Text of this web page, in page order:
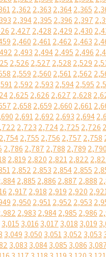
2,362 2,363 2,3642,365
2,3942,395 2,396 2,397
2,427 2,428 2,429 2,430
2,460 2,4612,462 2,463
2,493 2,4942,495 2,496
2,526 2,527 2,528 2,529
2,559 2,560 2,5612,562
2,592 2,593 2,5942,595
2,625 2,626 2,627 2,628
2,658 2,659 2,660 2,661
2,6912,692 2,693 2,694
2,723 2,7242,725 2,726
2,7542,755 2,756 2,757 2,758
2,786 2,787 2,788 2,789 2,790
2,819 2,820 2,8212,822
2,852 2,853 2,8542,855
2,885 2,886 2,887 2,888
2,917 2,918 2,919 2,920
2,950 2,9512,952 2,953
2,983 2,9842,985 2,986
3,015 3,016 3,017 3,018 3,019
3,049 3,050 3,0513,052 3,053
3,083 3,0843,085 3,086